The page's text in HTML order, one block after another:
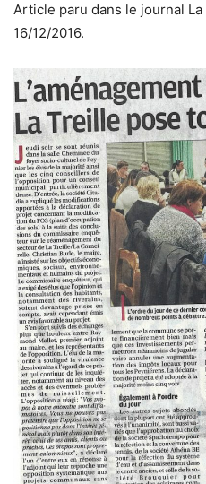
Article paru dans le journal La
16/12/2016.